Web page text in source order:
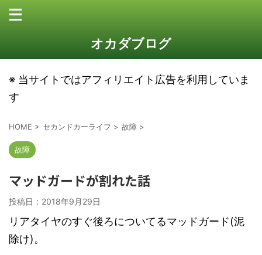
オカダブログ
※ 当サイトではアフィリエイト広告を利用していま
す
HOME > セカンドカーライフ > 故障 >
故障
マッドガードが割れた話
投稿日： 2018年9月29日
リアタイヤのすぐ後ろについてるマッドガード(泥
除け)。